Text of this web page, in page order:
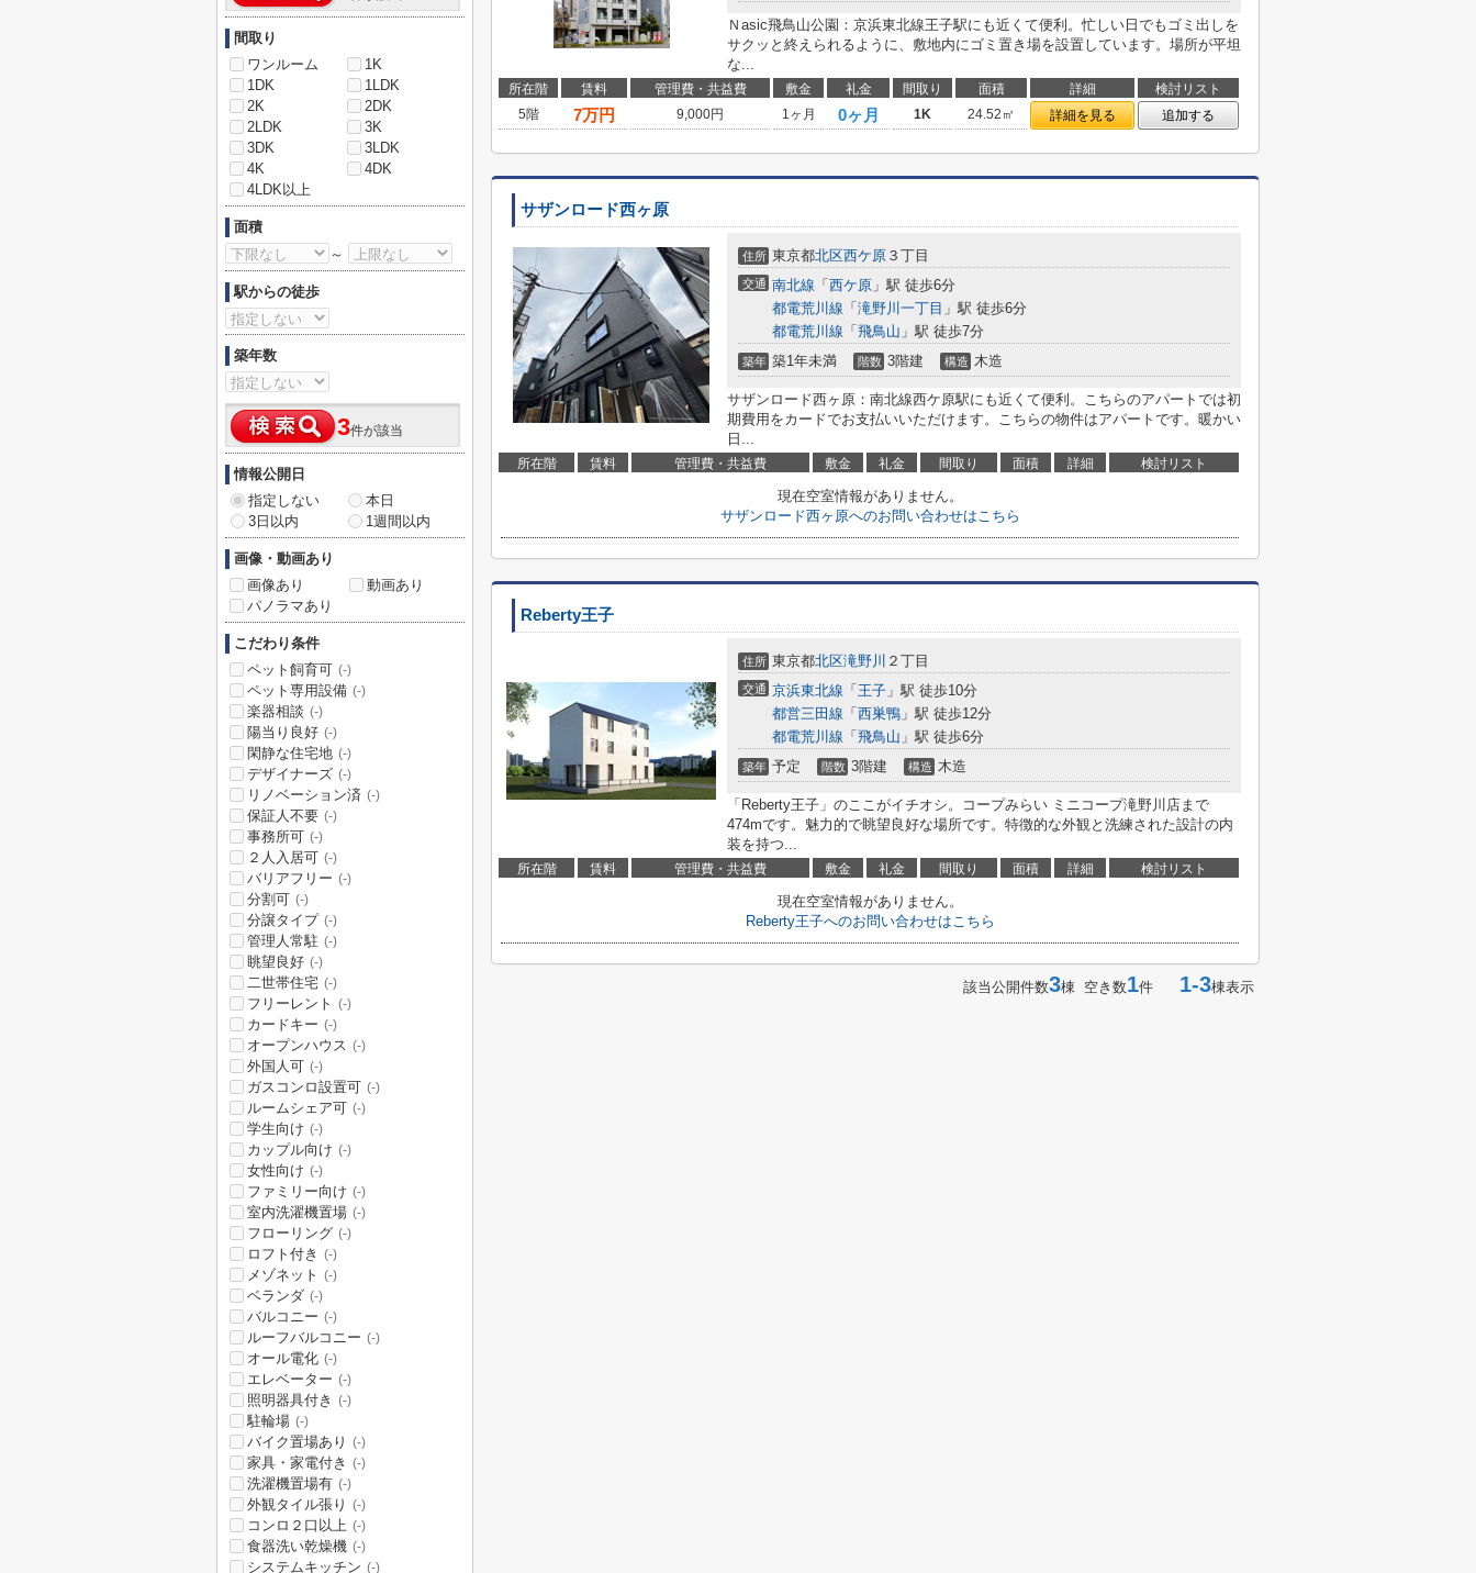
Ｎasic飛鳥山公園：京浜東北線王子駅にも近くて便利。忙しい日でもゴミ出しを
サクッと終えられるように、敷地内にゴミ置き場を設置しています。場所が平坦
な...
所在階 賃料 管理費・共益費 敷金 礼金 間取り 面積 詳細
検討リスト
5階
7万円 9,000円 1ヶ月 0ヶ月 1K 24.52㎡ 詳細を見る 追加する
サザンロード西ヶ原
住所 東京都北区西ケ原 ３丁目
交通 南北線 「 西ケ原 」駅 徒歩6分
都電荒川線 「 滝野川一丁目 」駅 徒歩6分
都電荒川線 「 飛鳥山 」駅 徒歩7分
築年 築1年未満 階数 3階建 構造 木造
サザンロード西ヶ原：南北線西ケ原駅にも近くて便利。こちらのアパートでは初
期費用をカードでお支払いいただけます。こちらの物件はアパートです。暖かい
日...
所在階 賃料 管理費・共益費 敷金 礼金 間取り 面積 詳細 検討リスト
現在空室情報がありません。
サザンロード西ヶ原へのお問い合わせはこちら
Reberty王子
住所 東京都北区滝野川 ２丁目
交通 京浜東北線 「 王子 」駅 徒歩10分
都営三田線 「 西巣鴨 」駅 徒歩12分
都電荒川線 「 飛鳥山 」駅 徒歩6分
築年 予定 階数 3階建 構造 木造
「Reberty王子」のここがイチオシ。コープみらい ミニコープ滝野川店まで
474mです。魅力的で眺望良好な場所です。特徴的な外観と洗練された設計の内
装を持つ...
所在階 賃料 管理費・共益費 敷金 礼金 間取り 面積 詳細 検討リスト
現在空室情報がありません。
Reberty王子へのお問い合わせはこちら
該当公開件数3棟 空き数1件 1-3棟表示
間取り
ワンルーム
1K
1DK
1LDK
2K
2DK
2LDK
3K
3DK
3LDK
4K
4DK
4LDK以上
面積
～
駅からの徒歩
築年数
3件が該当
情報公開日
指定しない
本日
3日以内
1週間以内
画像・動画あり
画像あり
動画あり
パノラマあり
こだわり条件
ペット飼育可 (-)
ペット専用設備 (-)
楽器相談 (-)
陽当り良好 (-)
閑静な住宅地 (-)
デザイナーズ (-)
リノベーション済 (-)
保証人不要 (-)
事務所可 (-)
２人入居可 (-)
バリアフリー (-)
分割可 (-)
分譲タイプ (-)
管理人常駐 (-)
眺望良好 (-)
二世帯住宅 (-)
フリーレント (-)
カードキー (-)
オープンハウス (-)
外国人可 (-)
ガスコンロ設置可 (-)
ルームシェア可 (-)
学生向け (-)
カップル向け (-)
女性向け (-)
ファミリー向け (-)
室内洗濯機置場 (-)
フローリング (-)
ロフト付き (-)
メゾネット (-)
ベランダ (-)
バルコニー (-)
ルーフバルコニー (-)
オール電化 (-)
エレベーター (-)
照明器具付き (-)
駐輪場 (-)
バイク置場あり (-)
家具・家電付き (-)
洗濯機置場有 (-)
外観タイル張り (-)
コンロ２口以上 (-)
食器洗い乾燥機 (-)
システムキッチン (-)